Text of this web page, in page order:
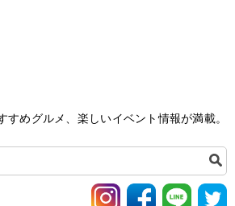
すめグルメ、楽しいイベント情報が満載。